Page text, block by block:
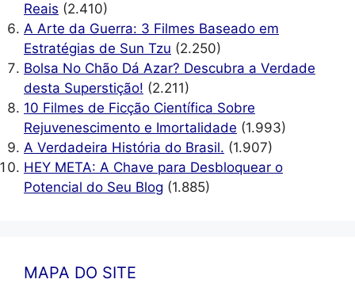
Reais (2.410)
A Arte da Guerra: 3 Filmes Baseado em
Estratégias de Sun Tzu (2.250)
Bolsa No Chão Dá Azar? Descubra a Verdade
desta Superstição! (2.211)
10 Filmes de Ficção Científica Sobre
Rejuvenescimento e Imortalidade (1.993)
A Verdadeira História do Brasil. (1.907)
HEY META: A Chave para Desbloquear o
Potencial do Seu Blog (1.885)
MAPA DO SITE